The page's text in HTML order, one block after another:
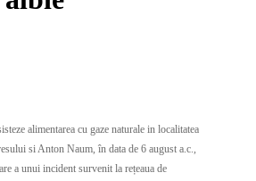
alimentarea cu gaze naturale in localitatea
si Anton Naum, în data de 6 august a.c.,
a unui incident survenit la rețeaua de